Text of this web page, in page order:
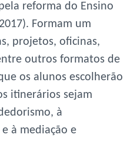
reforma do Ensino
Formam um
projetos, oficinas,
outros formatos de
os alunos escolherão
itinerários sejam
à
à mediação e